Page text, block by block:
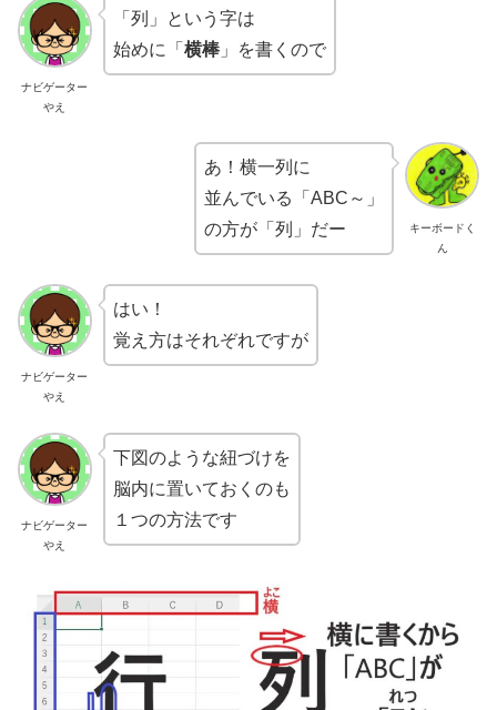
ナビゲーター
やえ
「列」という字は
始めに「 横棒」を書くので
キーボードく
ん
あ！横一列に
並んでいる「ABC～」
の方が「列」だー
ナビゲーター
やえ
はい！
覚え方はそれぞれですが
ナビゲーター
やえ
下図のような紐づけを
脳内に置いておくのも
１つの方法です